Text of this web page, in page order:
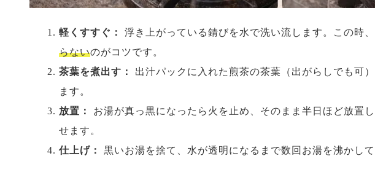
軽くすすぐ： 浮き上がっている錆びを水で洗い流します。この時
らないのがコツです。
茶葉を煮出す：
出汁パックに入れた煎茶の茶葉（出がらしでも可
ます。
放置：
お湯が真っ黒になったら火を止め、そのまま半日ほど放置
せます。
仕上げ：
黒いお湯を捨て、水が透明になるまで数回お湯を沸かして